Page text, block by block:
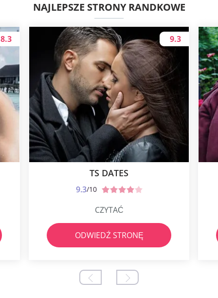
NAJLEPSZE STRONY RANDKOWE
8.3
TS DATES
9.3/10
9.3
CZYTAĆ
ODWIEDŹ STRONĘ